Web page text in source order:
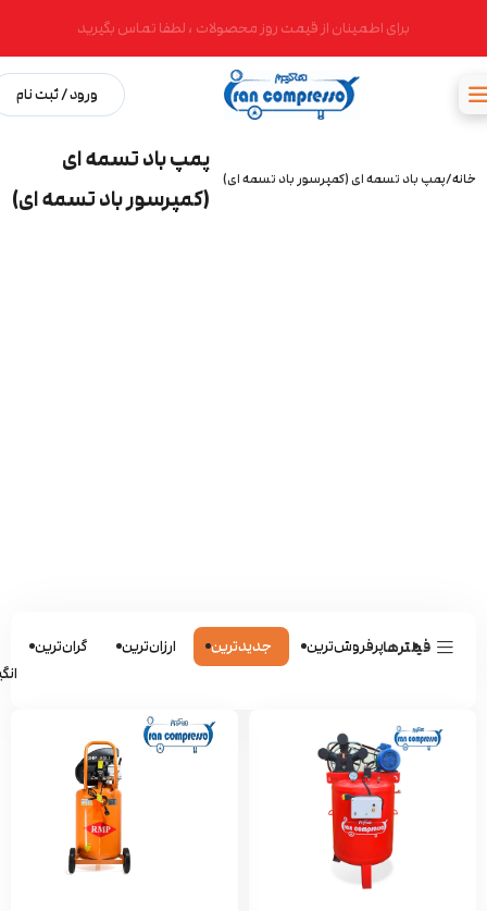
برای اطمینان از قیمت روز محصولات ، لطفا تماس بگیرید
ورود / ثبت نام
خانه پمپ باد تسمه ای (کمپرسور باد تسمه ای)
پمپ باد تسمه ای
(کمپرسور باد تسمه ای)
فیلترهاپرفروش‌ترین جدیدترین ارزان‌ترین گران‌ترین